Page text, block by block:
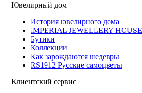
Ювелирный дом
История ювелирного дома
IMPERIAL JEWELLERY HOUSE
Бутики
Коллекции
Как зарождаются шедевры
RS1912 Русские самоцветы
Клиентский сервис